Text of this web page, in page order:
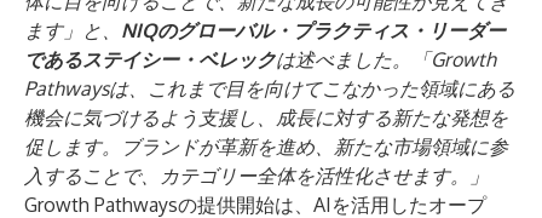
ます」と、 NIQのグローバル・プラクティス・リーダー
であるステイシー・ベレックは述べました。「Growth
Pathwaysは、これまで目を向けてこなかった領域にある
機会に気づけるよう支援し、成長に対する新たな発想を
促します。ブランドが革新を進め、新たな市場領域に参
入することで、カテゴリー全体を活性化させます。」
Growth Pathwaysの提供開始は、AIを活用したオープ